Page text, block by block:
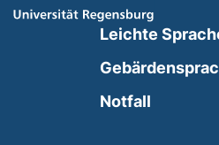
in a new window)
Leichte
Notfall